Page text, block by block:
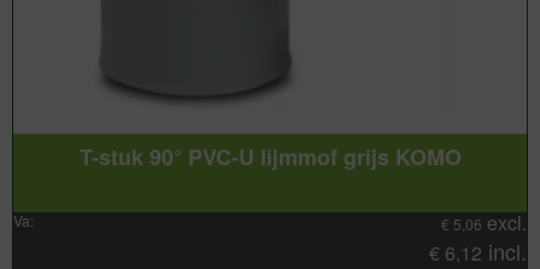
T-stuk 90° PVC-U lijmmof grijs KOMO
Va: € 5,06 excl.
€ 6,12 incl.